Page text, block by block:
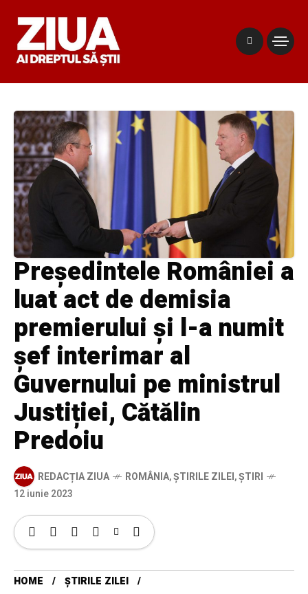
Președintele României a
luat act de demisia
premierului și l-a numit
șef interimar al
Guvernului pe ministrul
Justiției, Cătălin
Predoiu
REDACȚIA ZIUA ROMÂNIA,ȘTIRILE ZILEI,ȘTIRI
12 iunie 2023
HOME
ȘTIRILE ZILEI